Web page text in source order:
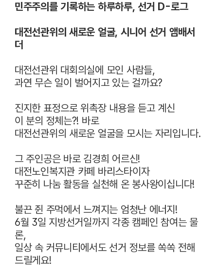
민주주의를 기록하는 하루하루, 선거 D-로그
대전선관위의 새로운 얼굴, 시니어 선거 앰배서
더
대전선관위 대회의실에 모인 사람들,
과연 무슨 일이 벌어지고 있는 걸까요?
진지한 표정으로 위촉장 내용을 듣고 계신
이 분의 정체는?! 바로
대전선관위의 새로운 얼굴을 모시는 자리입니다.
그 주인공은 바로 김경희 어르신!
대전노인복지관 카페 바리스타이자
꾸준히 나눔 활동을 실천해 온 봉사왕이십니다!
불끈 쥔 주먹에서 느껴지는 엄청난 에너지!
6월 3일 지방선거일까지 각종 캠페인 참여는 물
론,
일상 속 커뮤니티에서도 선거 정보를 쏙쏙 전해
드릴게요!